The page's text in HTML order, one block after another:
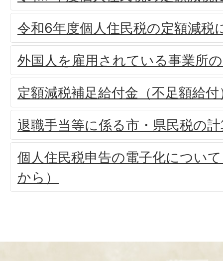
令和6年度個人住民税の定額減税
外国人を雇用されている事業所
定額減税補足給付金（不足額給付
退職手当等に係る市・県民税の
個人住民税申告の電子化につい
から）